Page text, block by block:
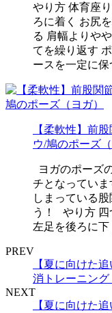
やり方 体育座
ろに着く お尻
る 肩幅よりや
てを繰り返す
ースを一定に
【柔軟性】前
ウ/鳩のポーズ（
ヨガのポーズ
チとなってい
しまっている
う！ やり方 四
左足を後ろに
PREV
【夏に向けた
消トレーニング
NEXT
【夏に向けた